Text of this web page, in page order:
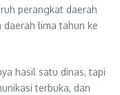
perangkat daerah
daerah lima tahun ke
hasil satu dinas, tapi
terbuka, dan